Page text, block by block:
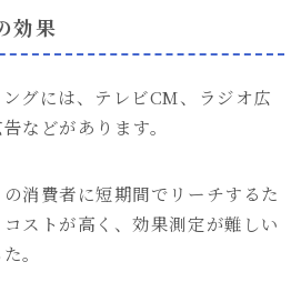
効果
グには、テレビCM、ラジオ広
などがあります。
消費者に短期間でリーチするた
ストが高く、効果測定が難しい
。